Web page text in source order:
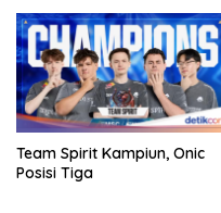
Team Spirit Kampiun, Onic
Posisi Tiga